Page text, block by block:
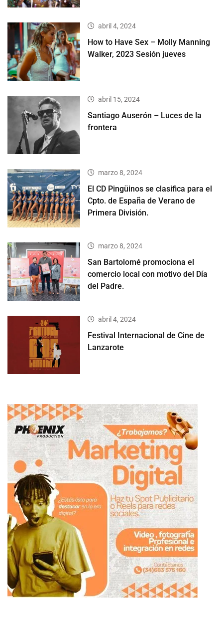
abril 4, 2024
How to Have Sex – Molly Manning
Walker, 2023 Sesión jueves
abril 15, 2024
Santiago Auserón – Luces de la
frontera
marzo 8, 2024
El CD Pingüinos se clasifica para el
Cpto. de España de Verano de
Primera División.
marzo 8, 2024
San Bartolomé promociona el
comercio local con motivo del Día
del Padre.
abril 4, 2024
Festival Internacional de Cine de
Lanzarote